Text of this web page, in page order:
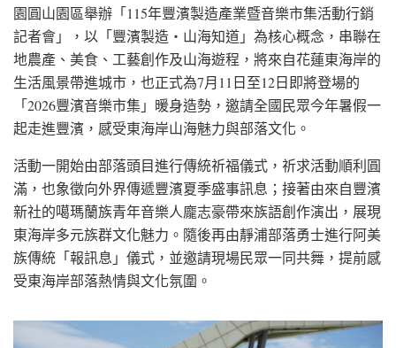
園圓山園區舉辦「115年豐濱製造產業暨音樂市集活動行銷
記者會」，以「豐濱製造・山海知道」為核心概念，串聯在
地農產、美食、工藝創作及山海遊程，將來自花蓮東海岸的
生活風景帶進城市，也正式為7月11日至12日即將登場的
「2026豐濱音樂市集」暖身造勢，邀請全國民眾今年暑假一
起走進豐濱，感受東海岸山海魅力與部落文化。
活動一開始由部落頭目進行傳統祈福儀式，祈求活動順利圓
滿，也象徵向外界傳遞豐濱夏季盛事訊息；接著由來自豐濱
新社的噶瑪蘭族青年音樂人龐志豪帶來族語創作演出，展現
東海岸多元族群文化魅力。隨後再由靜浦部落勇士進行阿美
族傳統「報訊息」儀式，並邀請現場民眾一同共舞，提前感
受東海岸部落熱情與文化氛圍。